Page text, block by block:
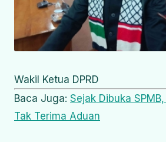
Wakil Ketua DPRD
Baca Juga: Sejak Dibuka
Tak Terima Aduan